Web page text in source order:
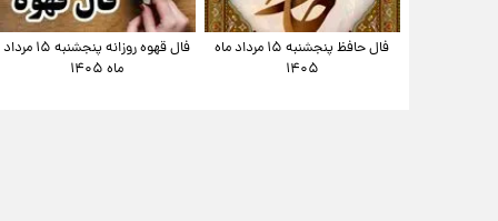
فال حافظ پنجشنبه ۱۵ مرداد ماه
۱۴۰۵
فال قهوه روزانه پنجشنبه ۱۵ مرداد
ماه ۱۴۰۵